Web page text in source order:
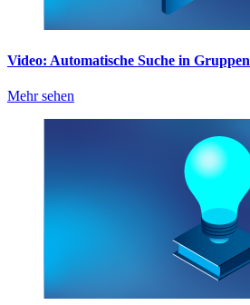
Video: Automatische Suche in Gruppen
Mehr sehen